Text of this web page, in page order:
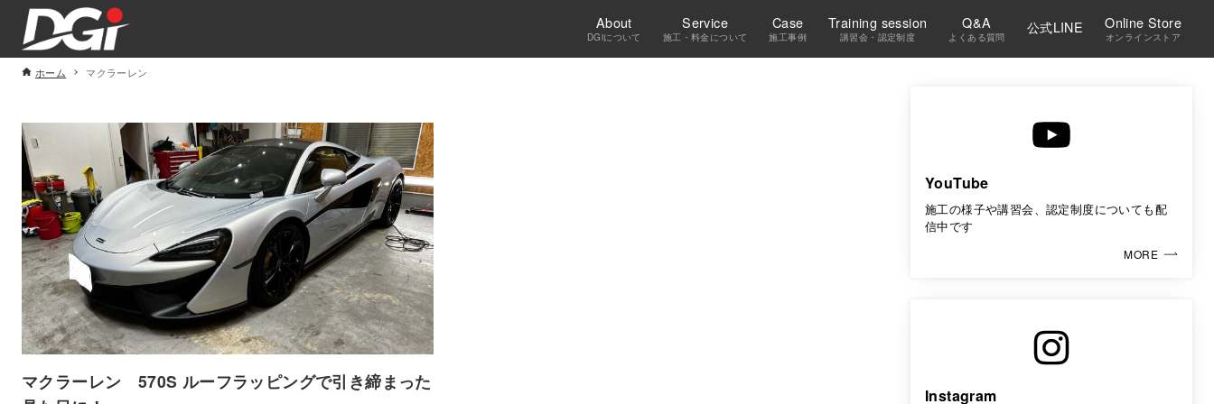
About
DGiについて
Service
施工・料金について
Case
施工事例
Training session
講習会・認定制度
Q&A
よくある質問
公式LINE Online Store
オンラインストア
ホーム マクラーレン
マクラーレン 570S ルーフラッピングで引き締まった
YouTube
施工の様子や講習会、認定制度についても配
信中です
MORE
Instagram